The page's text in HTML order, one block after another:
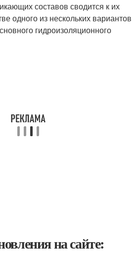
составов сводится к их
одного из нескольких вариантов
гидроизоляционного
на сайте: